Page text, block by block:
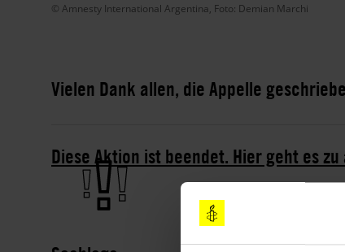
© Amnesty International Argentina, Foto: Demian Marchi
Vielen Dank allen, die Appelle
Diese Aktion ist beendet. Hier geht es